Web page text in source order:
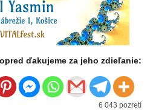
ďakujeme za jeho zdieľanie:
6 043 pozretí